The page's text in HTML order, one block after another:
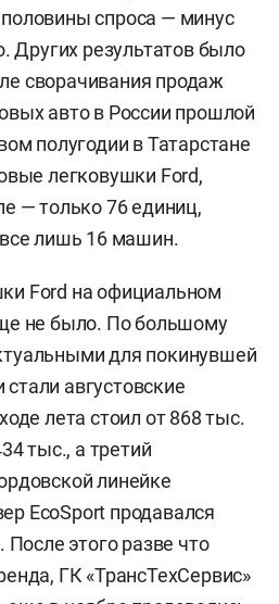
спроса — минус
Других результатов было
сворачивания продаж
авто в России прошлой
полугодии в Татарстане
легковушки Ford,
— только 76 единиц,
лишь 16 машин.
Ford на официальном
не было. По большому
для покинувшей
августовские
лета стоил от 868 тыс.
тыс., а третий
линейке
EcoSport продавался
этого разве что
ГК «ТрансТехСервис»